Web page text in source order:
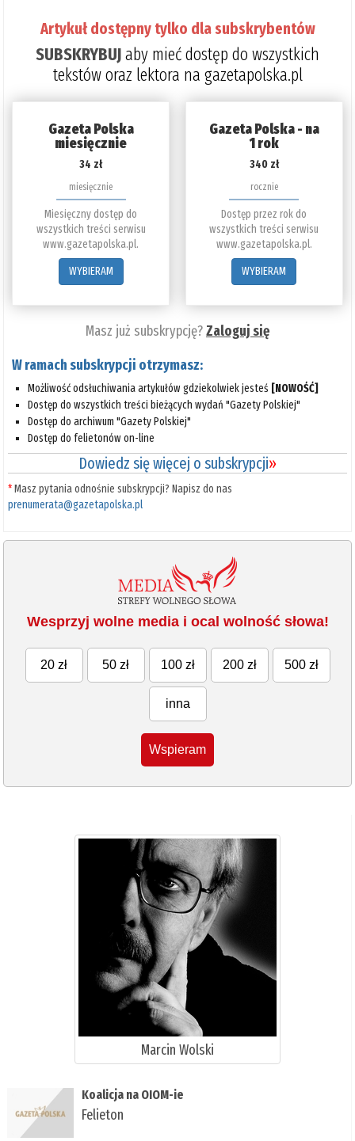
Artykuł dostępny tylko dla subskrybentów
SUBSKRYBUJaby mieć dostęp do wszystkich
tekstów oraz lektora na gazetapolska.pl
Gazeta Polska
miesięcznie
34 zł
miesięcznie
Miesięczny dostęp do
wszystkich treści serwisu
www.gazetapolska.pl.
WYBIERAM
Gazeta Polska - na
1 rok
340 zł
rocznie
Dostęp przez rok do
wszystkich treści serwisu
www.gazetapolska.pl.
WYBIERAM
Masz już subskrypcję?Zaloguj się
W ramach subskrypcji otrzymasz:
Możliwość odsłuchiwania artykułów gdziekolwiek jesteś [NOWOŚĆ]
Dostęp do wszystkich treści bieżących wydań "Gazety Polskiej"
Dostęp do archiwum "Gazety Polskiej"
Dostęp do felietonów on-line
Dowiedz się więcej o subskrypcji»
*Masz pytania odnośnie subskrypcji? Napisz do nas
prenumerata@gazetapolska.pl
Wesprzyj wolne media i ocal wolność słowa!
20 zł 50 zł 100 zł 200 zł 500 zł
inna
Wspieram
Marcin Wolski
Koalicja na OIOM-ie
Felieton